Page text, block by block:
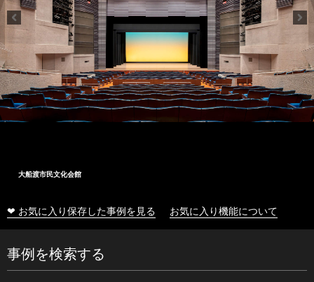
大船渡市民文化会館
❤ お気に入り保存した事例を見る お気に入り機能について
事例を検索する